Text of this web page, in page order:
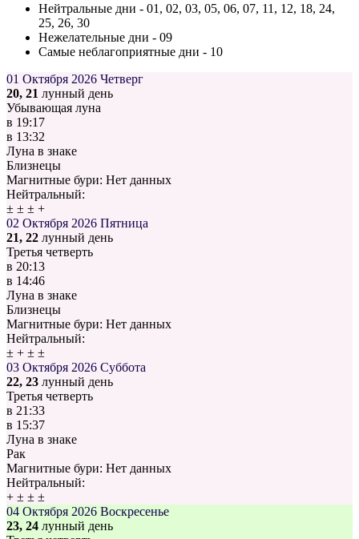
Нейтральные дни - 01, 02, 03, 05, 06, 07, 11, 12, 18, 24,
25, 26, 30
Нежелательные дни - 09
Самые неблагоприятные дни - 10
01 Октября 2026 Четверг
20, 21 лунный день
Убывающая луна
в 19:17
в 13:32
Луна в знаке
Близнецы
Магнитные бури: Нет данных
Нейтральный:
± ± ± +
02 Октября 2026 Пятница
21, 22 лунный день
Третья четверть
в 20:13
в 14:46
Луна в знаке
Близнецы
Магнитные бури: Нет данных
Нейтральный:
± + ± ±
03 Октября 2026 Суббота
22, 23 лунный день
Третья четверть
в 21:33
в 15:37
Луна в знаке
Рак
Магнитные бури: Нет данных
Нейтральный:
+ ± ± ±
04 Октября 2026 Воскресенье
23, 24 лунный день